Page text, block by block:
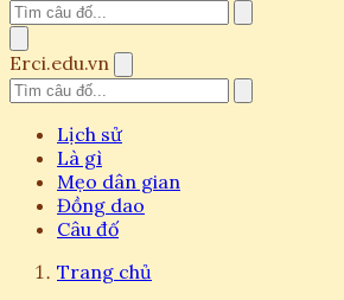
Erci.edu.vn
Lịch sử
Là gì
Mẹo dân gian
Đồng dao
Câu đố
Trang chủ